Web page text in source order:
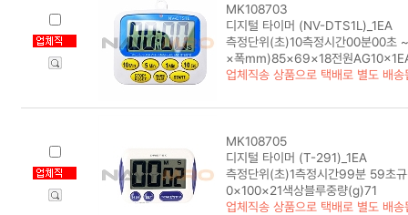
MK108703
디지털 타이머 (NV-DTS1L)_1EA
측정단위(초)10측정시간00분00초
×폭mm)85×69×18전원
업체직송 상품으로 택배로 별도 배송
MK108705
디지털 타이머 (T-291)_1EA
측정단위(초)1측정시간99분 59초
0×100×21색상블루중량(g)71
업체직송 상품으로 택배로 별도 배송